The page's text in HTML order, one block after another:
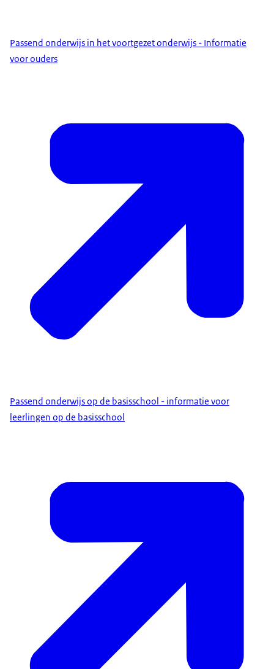
Passend onderwijs in het voortgezet onderwijs - Informatie
voor ouders
Passend onderwijs op de basisschool - informatie voor
leerlingen op de basisschool